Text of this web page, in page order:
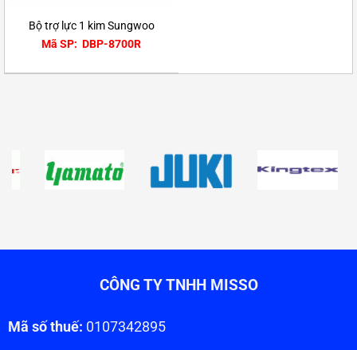
Bộ trợ lực 1 kim Sungwoo
Mã SP: DBP-8700R
CÔNG TY TNHH MISSO
Mã số thuế: 0107342895